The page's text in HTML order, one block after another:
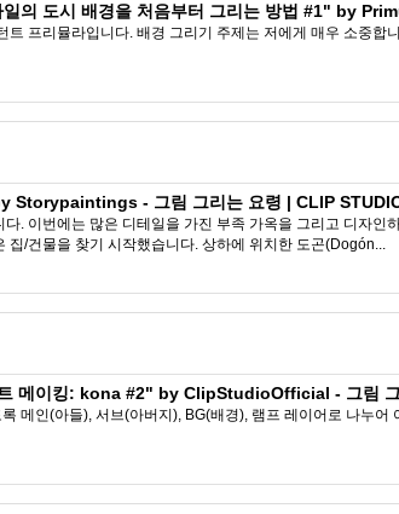
의 도시 배경을 처음부터 그리는 방법 #1" by
트 프리뮬라입니다. 배경 그리기 주제는 저에게 매우 소중
Storypaintings - 그림 그리는 요령 | CLIP
. 이번에는 많은 디테일을 가진 부족 가옥을 그리고 디자
집/건물을 찾기 시작했습니다. 상하에 위치한 도곤(Dogón...
메이킹: kona #2" by ClipStudioOfficial - 그림
메인(아들), 서브(아버지), BG(배경), 램프 레이어로 나누